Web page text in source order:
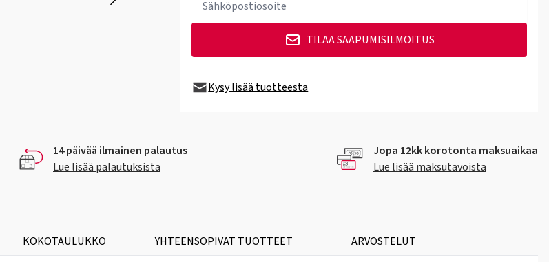
TILAA SAAPUMISILMOITUS
Kysy lisää tuotteesta
14 päivää ilmainen palautus
Lue lisää palautuksista
Jopa 12kk korotonta maksuaikaa
Lue lisää maksutavoista
KOKOTAULUKKO YHTEENSOPIVAT TUOTTEET ARVOSTELUT